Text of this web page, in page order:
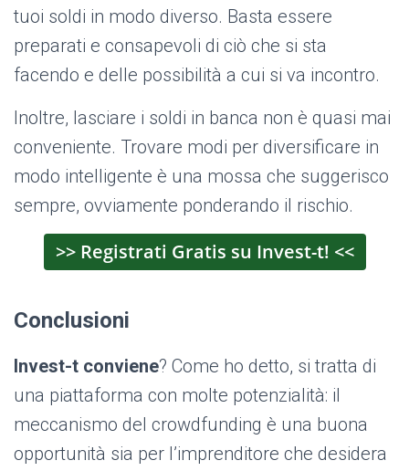
tuoi soldi in modo diverso. Basta essere
preparati e consapevoli di ciò che si sta
facendo e delle possibilità a cui si va incontro.
Inoltre, lasciare i soldi in banca non è quasi mai
conveniente. Trovare modi per diversificare in
modo intelligente è una mossa che suggerisco
sempre, ovviamente ponderando il rischio.
>> Registrati Gratis su Invest-t! <<
Conclusioni
Invest-t conviene? Come ho detto, si tratta di
una piattaforma con molte potenzialità: il
meccanismo del crowdfunding è una buona
opportunità sia per l’imprenditore che desidera